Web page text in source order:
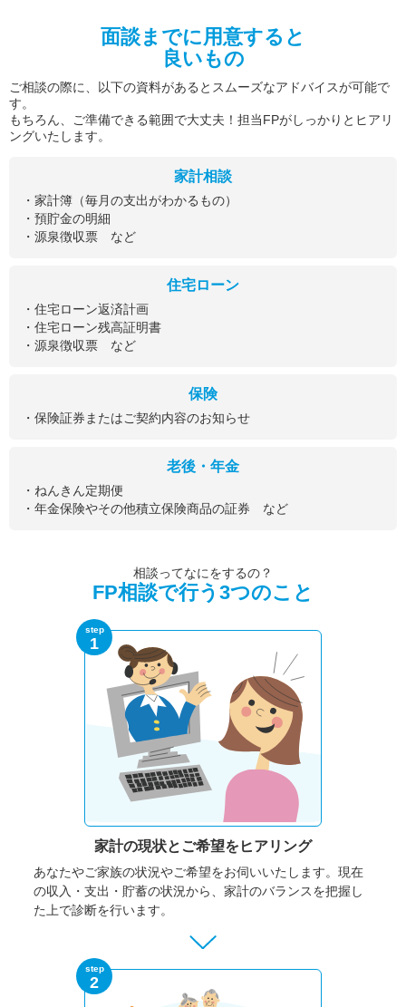
面談までに用意すると
良いもの
ご相談の際に、以下の資料があるとスムーズなアドバイスが可能で
す。
もちろん、ご準備できる範囲で大丈夫！担当FPがしっかりとヒアリ
ングいたします。
家計相談
・家計簿（毎月の支出がわかるもの）
・預貯金の明細
・源泉徴収票 など
住宅ローン
・住宅ローン返済計画
・住宅ローン残高証明書
・源泉徴収票 など
保険
・保険証券またはご契約内容のお知らせ
老後・年金
・ねんきん定期便
・年金保険やその他積立保険商品の証券 など
相談ってなにをするの？
FP相談で行う3つのこと
step
1
家計の現状と ご希望をヒアリング
あなたやご家族の状況やご希望をお伺いいたします。 現在
の収入・支出・貯蓄の状況から、家計のバランスを把握し
た上で診断を行います。
step
2